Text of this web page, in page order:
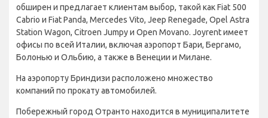
обширен и предлагает клиентам выбор, такой как Fiat 500
Cabrio и Fiat Panda, Mercedes Vito, Jeep Renegade, Opel Astra
Station Wagon, Citroen Jumpy и Open Movano. Joyrent имеет
офисы по всей Италии, включая аэропорт Бари, Бергамо,
Болонью и Ольбию, а также в Венеции и Милане.
На аэропорту Бриндизи расположено множество
компаний по прокату автомобилей.
Побережный город Отранто находится в муниципалитете